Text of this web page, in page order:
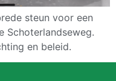
steun voor een
Schoterlandseweg.
en beleid.